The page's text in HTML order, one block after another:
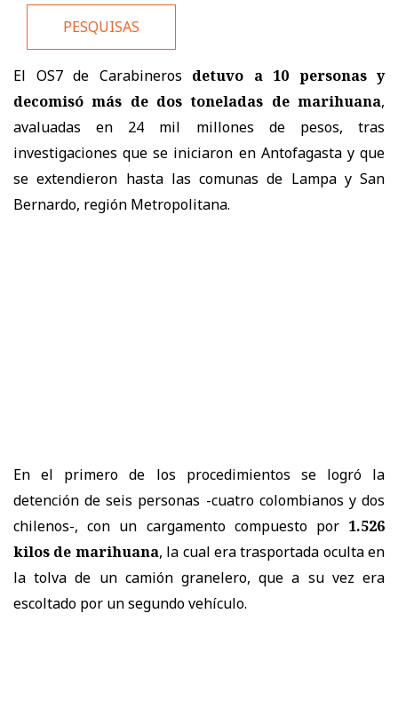
PESQUISAS
El OS7 de Carabineros detuvo a 10 personas y
decomisó más de dos toneladas de marihuana,
avaluadas en 24 mil millones de pesos, tras
investigaciones que se iniciaron en Antofagasta y que
se extendieron hasta las comunas de Lampa y San
Bernardo, región Metropolitana.
En el primero de los procedimientos se logró la
detención de seis personas -cuatro colombianos y dos
chilenos-, con un cargamento compuesto por 1.526
kilos de marihuana, la cual era trasportada oculta en
la tolva de un camión granelero, que a su vez era
escoltado por un segundo vehículo.